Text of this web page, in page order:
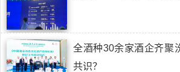
全酒种30余家酒企齐聚
共识？